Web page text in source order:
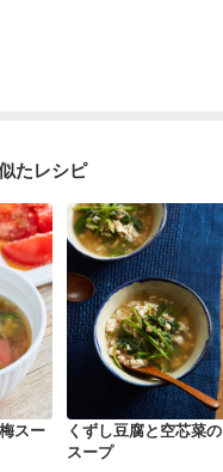
たレシピ
スー
くずし豆腐と空芯菜の
スープ